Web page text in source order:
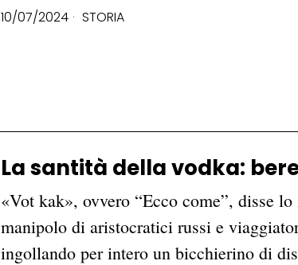
10/07/2024 STORIA
La santità della vodka: bere
«Vot kak», ovvero “Ecco come”, disse
manipolo di aristocratici russi e
ingollando per intero un bicchierino di